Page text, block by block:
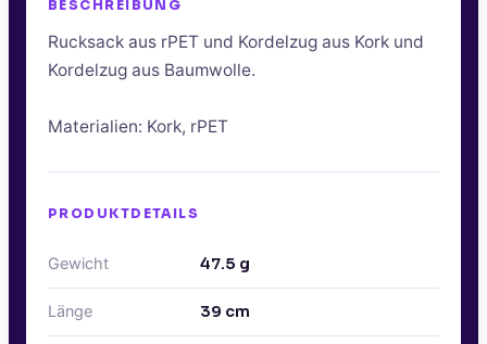
BESCHREIBUNG
Rucksack aus rPET und Kordelzug aus Kork und
Kordelzug aus Baumwolle.
Materialien: Kork, rPET
PRODUKTDETAILS
Gewicht 47.5 g
Länge 39 cm